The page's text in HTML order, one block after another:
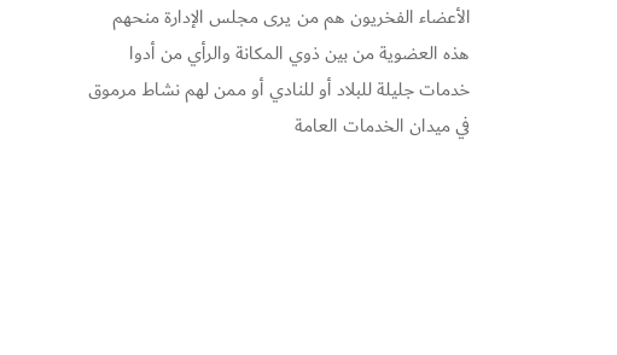
الأعضاء الفخريون هم من يرى مجلس الإدارة منحهم
هذه العضوية من بين ذوي المكانة والرأي من أدوا
خدمات جليلة للبلاد أو للنادي أو ممن لهم نشاط مرموق
في ميدان الخدمات العامة